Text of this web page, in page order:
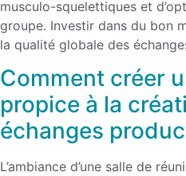
musculo-squelettiques et
groupe. Investir dans du bon
la qualité globale des
Comment créer
propice à la
échanges
L’ambiance d’une salle de